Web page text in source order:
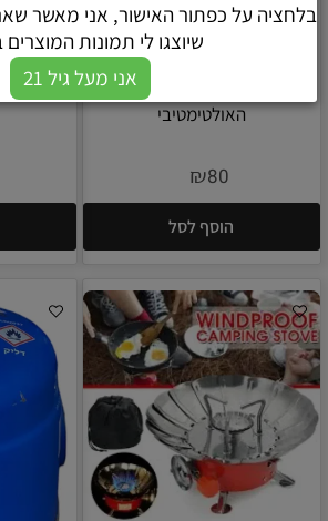
דגם BDZ-MS155 – הפתרון
האולטימטיבי
₪80
הוסף לסל
ראש
(Flame Gun) דגם 917
שיוצגו לי תמונות
אני מעל גיל 21